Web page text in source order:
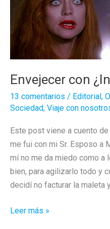
en
Menorca
Envejecer con
13 comentarios / Editorial ,
Sociedad, Viaje con
Este post viene a cuento
me fui con mi Sr. Esposo a
mí no me da miedo como a
bien, para agilizarlo todo y
decidí no facturar la maleta
Envejecer
Leer más »